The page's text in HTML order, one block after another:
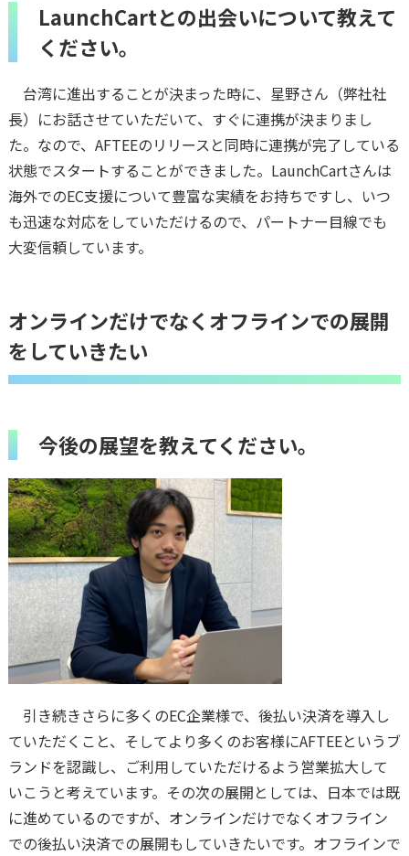
LaunchCartとの出会いについて教えて
ください。
台湾に進出することが決まった時に、星野さん（弊社社
長）にお話させていただいて、すぐに連携が決まりまし
た。なので、AFTEEのリリースと同時に連携が完了している
状態でスタートすることができました。LaunchCartさんは
海外でのEC支援について豊富な実績をお持ちですし、いつ
も迅速な対応をしていただけるので、パートナー目線でも
大変信頼しています。
オンラインだけでなくオフラインでの展開
をしていきたい
今後の展望を教えてください。
引き続きさらに多くのEC企業様で、後払い決済を導入し
ていただくこと、そしてより多くのお客様にAFTEEというブ
ランドを認識し、ご利用していただけるよう営業拡大して
いこうと考えています。その次の展開としては、日本では既
に進めているのですが、オンラインだけでなくオフライン
での後払い決済での展開もしていきたいです。オフラインで